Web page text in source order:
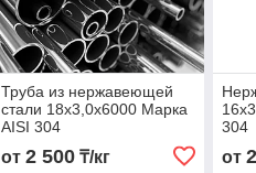
Труба из нержавеющей
стали 18х3,0х6000 Марка
AISI 304
от 2 500₸/кг
304
от